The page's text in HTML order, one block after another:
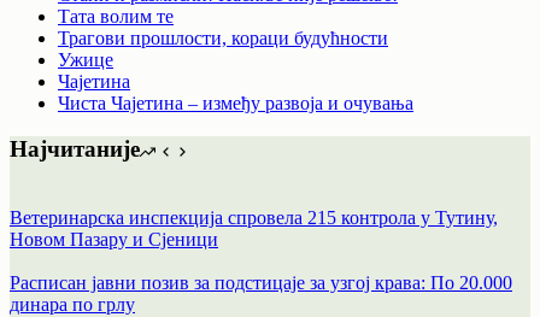
Тата волим те
Трагови прошлости, кораци будућности
Ужице
Чајетина
Чиста Чајетина – између развоја и очувања
Најчитаније
Ветеринарска инспекција спровела 215 контрола у Тутину,
Новом Пазару и Сјеници
Расписан јавни позив за подстицаје за узгој крава: По 20.000
динара по грлу